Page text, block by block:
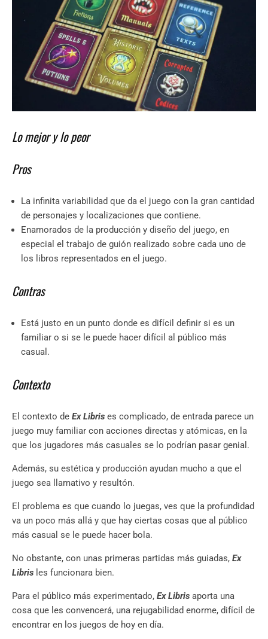
Lo mejor y lo peor
Pros
La infinita variabilidad que da el juego con la gran cantidad
de personajes y localizaciones que contiene.
Enamorados de la producción y diseño del juego, en
especial el trabajo de guión realizado sobre cada uno de
los libros representados en el juego.
Contras
Está justo en un punto donde es difícil definir si es un
familiar o si se le puede hacer difícil al público más
casual.
Contexto
El contexto de Ex Libris es complicado, de entrada parece un
juego muy familiar con acciones directas y atómicas, en la
que los jugadores más casuales se lo podrían pasar genial.
Además, su estética y producción ayudan mucho a que el
juego sea llamativo y resultón.
El problema es que cuando lo juegas, ves que la profundidad
va un poco más allá y que hay ciertas cosas que al público
más casual se le puede hacer bola.
No obstante, con unas primeras partidas más guiadas, Ex
Libris les funcionara bien.
Para el público más experimentado, Ex Libris aporta una
cosa que les convencerá, una rejugabilidad enorme, difícil de
encontrar en los juegos de hoy en día.